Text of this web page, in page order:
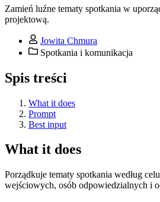
Zamień luźne tematy spotkania w
projektową.
Jowita Chmura
Spotkania i komunikacja
Spis treści
What it does
Prompt
Best input
What it does
Porządkuje tematy spotkania według
wejściowych, osób odpowiedzialnych i